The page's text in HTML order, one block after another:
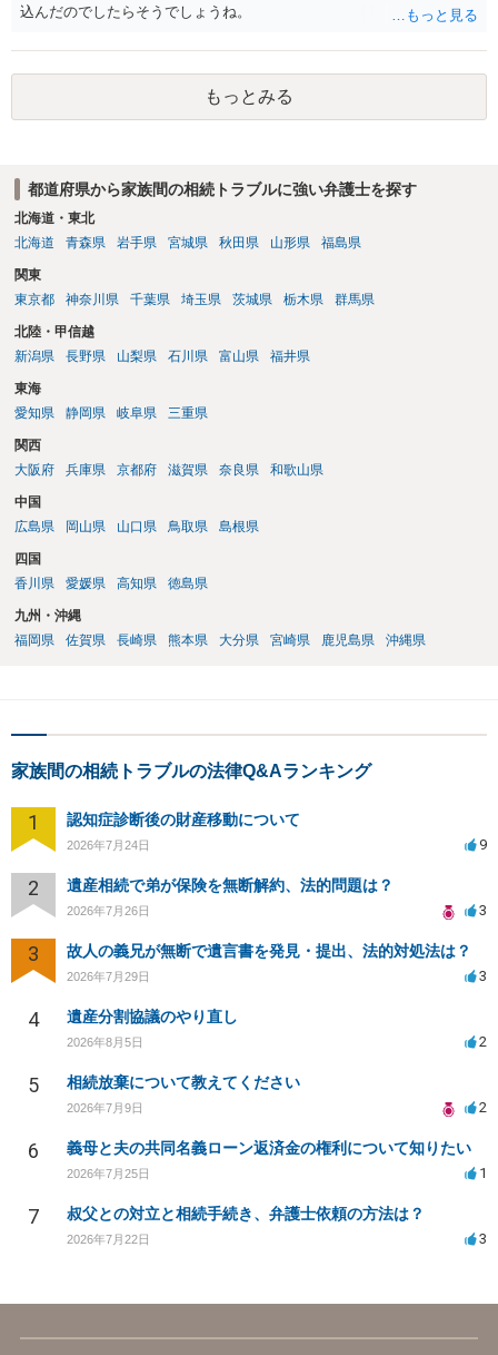
込んだのでしたらそうでしょうね。
もっとみる
都道府県から家族間の相続トラブルに強い弁護士を探す
北海道・東北
北海道
青森県 岩手県 宮城県 秋田県 山形県 福島県
関東
東京都
神奈川県 千葉県 埼玉県 茨城県 栃木県 群馬県
北陸・甲信越
新潟県
長野県 山梨県 石川県 富山県 福井県
東海
愛知県
静岡県 岐阜県 三重県
関西
大阪府
兵庫県 京都府 滋賀県 奈良県 和歌山県
中国
広島県
岡山県 山口県 鳥取県 島根県
四国
香川県
愛媛県 高知県 徳島県
九州・沖縄
福岡県
佐賀県 長崎県 熊本県 大分県 宮崎県 鹿児島県 沖縄県
家族間の相続トラブルの法律Q&Aランキング
1 認知症診断後の財産移動について
2026年7月24日 9
2 遺産相続で弟が保険を無断解約、法的問題は？
2026年7月26日 3
3 故人の義兄が無断で遺言書を発見・提出、法的対処法は？
2026年7月29日 3
4 遺産分割協議のやり直し
2026年8月5日 2
5 相続放棄について教えてください
2026年7月9日 2
6 義母と夫の共同名義ローン返済金の権利について知りたい
2026年7月25日 1
7 叔父との対立と相続手続き、弁護士依頼の方法は？
2026年7月22日 3